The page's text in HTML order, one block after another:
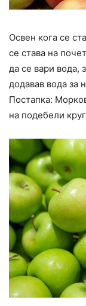
Освен кога се
се става на
да се вари вода,
додавав вода за
Постапка:
на подебели